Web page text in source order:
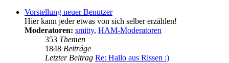
Vorstellung neuer Benutzer
Hier kann jeder etwas von sich selber erzählen!
Moderatoren: smitty, HAM-Moderatoren
353 Themen
1848 Beiträge
Letzter Beitrag Re: Hallo aus Rissen :)